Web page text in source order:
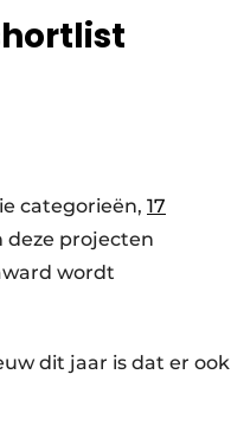
categorieën, 17
deze projecten
wordt
dit jaar is dat er ook